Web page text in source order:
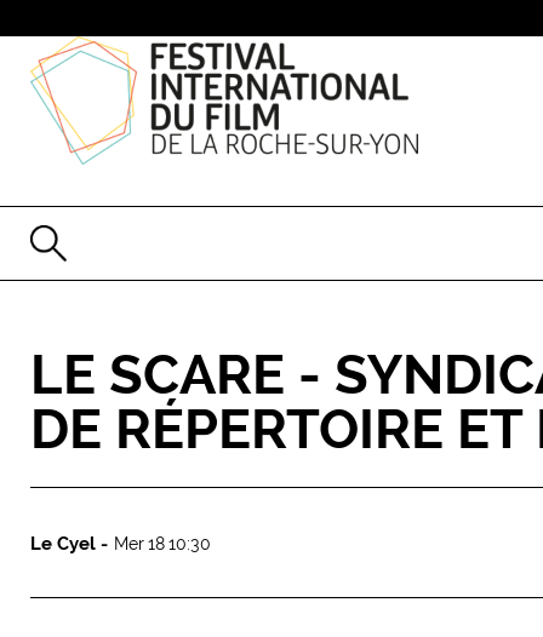
LE SCARE -
DE RÉPERTOIRE
Le Cyel - Mer 18 10:30